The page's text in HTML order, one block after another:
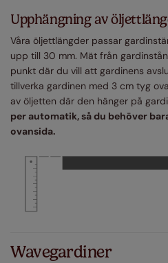
Upphängning av
Våra öljettlängder passar
upp till 30 mm. Mät från
punkt där du vill att gardinens
tillverka gardinen med 3 cm tyg
av öljetten där den hänger på
per automatik, så du behöver
ovansida.
Wavegardiner